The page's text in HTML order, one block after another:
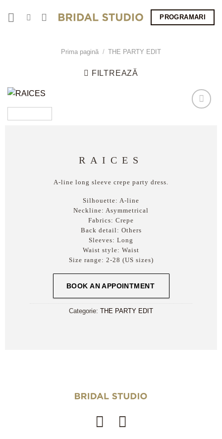
PROGRAMARI
Prima pagină / THE PARTY EDIT
FILTREAZĂ
RAICES
A-line long sleeve crepe party dress.
Silhouette: A-line
Neckline: Asymmetrical
Fabrics: Crepe
Back detail: Others
Sleeves: Long
Waist style: Waist
Size range: 2-28 (US sizes)
BOOK AN APPOINTMENT
Categorie: THE PARTY EDIT